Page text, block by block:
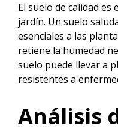
El suelo de calidad es
jardín. Un suelo
esenciales a las
retiene la humedad
suelo puede llevar a
resistentes a
Análisis